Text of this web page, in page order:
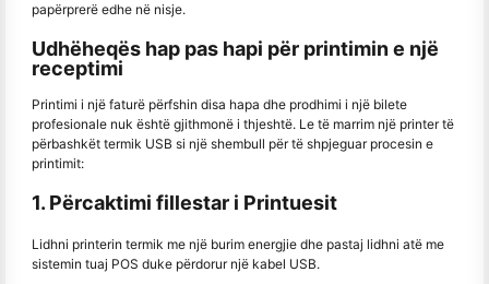
papërprerë edhe në nisje.
Udhëheqës hap pas hapi për printimin e një
receptimi
Printimi i një faturë përfshin disa hapa dhe prodhimi i një bilete
profesionale nuk është gjithmonë i thjeshtë. Le të marrim një printer të
përbashkët termik USB si një shembull për të shpjeguar procesin e
printimit:
1. Përcaktimi fillestar i Printuesit
Lidhni printerin termik me një burim energjie dhe pastaj lidhni atë me
sistemin tuaj POS duke përdorur një kabel USB.